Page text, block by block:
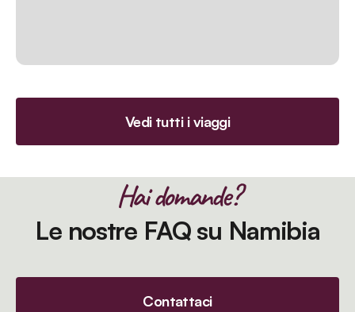
Vedi tutti i viaggi
Hai domande?
Le nostre FAQ su Namibia
Contattaci